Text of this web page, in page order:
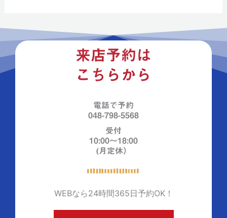
u
来店予約は
こちらから
電話で予約
048-798-5568
受付
10:00～18:00
(月定休）
WEBなら24時間365日予約OK！